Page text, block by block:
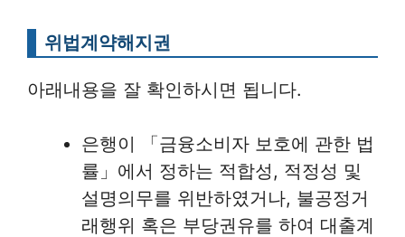
위법계약해지권
아래내용을 잘 확인하시면 됩니다.
은행이 「금융소비자 보호에 관한 법
률」에서 정하는 적합성, 적정성 및
설명의무를 위반하였거나, 불공정거
래행위 혹은 부당권유를 하여 대출계